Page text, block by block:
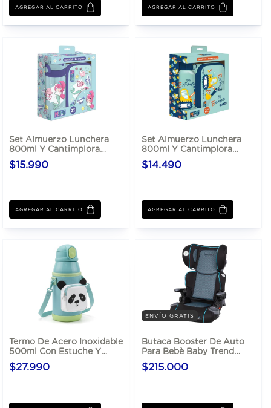
AGREGAR AL CARRITO AGREGAR AL CARRITO
Set Almuerzo Lunchera
800ml Y Cantimplora
Aluminio 500ml
$15.990
AGREGAR AL CARRITO
Set Almuerzo Lunchera
800ml Y Cantimplora
Aluminio 500ml
$14.490
AGREGAR AL CARRITO
Termo De Acero Inoxidable
500ml Con Estuche Y
Sorbete
$27.990
ENVÍO GRATIS
Butaca Booster De Auto
Para Bebè Baby Trend
Protect 2 En 1 Hasta 54 Kg
$215.000